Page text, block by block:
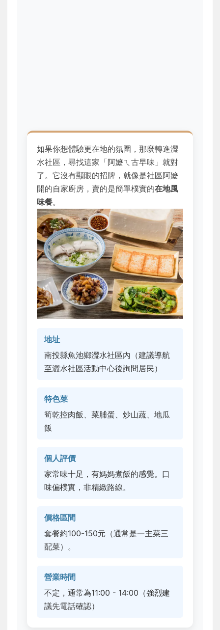
如果你想體驗更在地的氛圍，那麼轉進澀
水社區，尋找這家「阿嬷ㄟ古早味」就對
了。它沒有顯眼的招牌，就像是社區阿嬷
開的自家廚房，賣的是簡單樸實的在地風
味餐。
地址
南投縣魚池鄉澀水社區內（建議導航
至澀水社區活動中心後詢問居民）
特色菜
筍乾控肉飯、菜脯蛋、炒山蔬、地瓜
飯
個人評價
家常味十足，有媽媽煮飯的感覺。口
味偏樸實，非精緻路線。
價格區間
套餐約100-150元（通常是一主菜三
配菜）。
營業時間
不定，通常為11:00 - 14:00（強烈建
議先電話確認）